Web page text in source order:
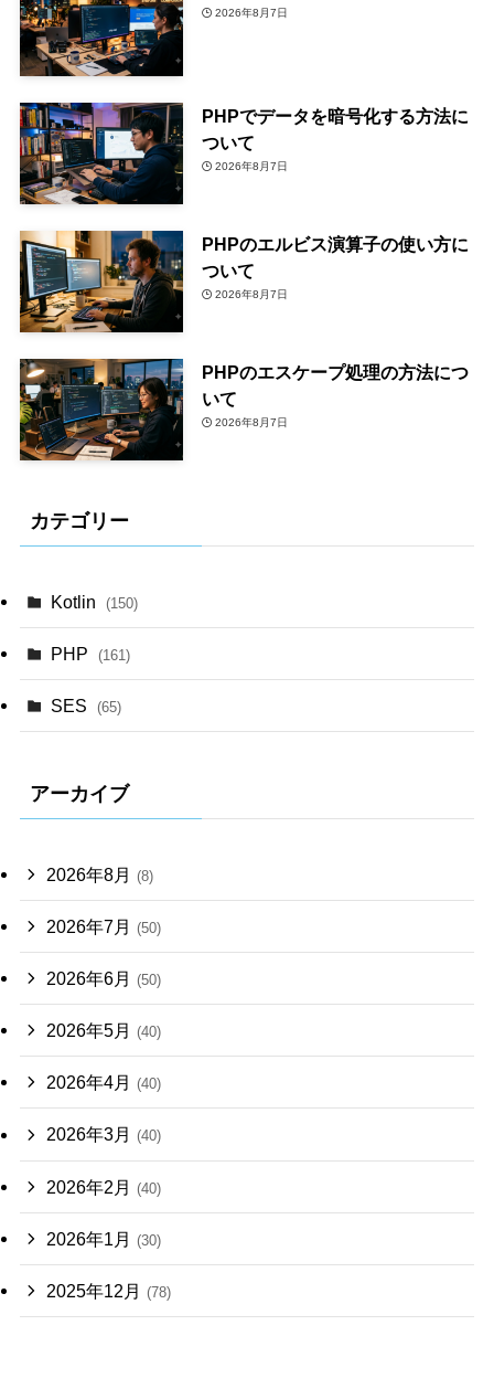
2026年8月7日
PHPでデータを暗号化する方法に
ついて
2026年8月7日
PHPのエルビス演算子の使い方に
ついて
2026年8月7日
PHPのエスケープ処理の方法につ
いて
2026年8月7日
カテゴリー
Kotlin (150)
PHP (161)
SES (65)
アーカイブ
2026年8月 (8)
2026年7月 (50)
2026年6月 (50)
2026年5月 (40)
2026年4月 (40)
2026年3月 (40)
2026年2月 (40)
2026年1月 (30)
2025年12月 (78)